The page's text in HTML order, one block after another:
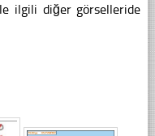
ilgili diğer görselleride